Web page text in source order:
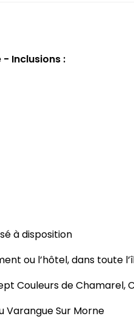
- Inclusions :
à disposition
ou l’hôtel, dans toute
Couleurs de Chamarel,
Varangue Sur Morne